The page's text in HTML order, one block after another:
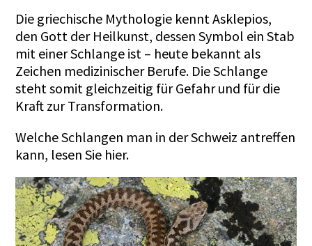
Die griechische Mythologie kennt Asklepios,
den Gott der Heilkunst, dessen Symbol ein Stab
mit einer Schlange ist – heute bekannt als
Zeichen medizinischer Berufe. Die Schlange
steht somit gleichzeitig für Gefahr und für die
Kraft zur Transformation.
Welche Schlangen man in der Schweiz antreffen
kann, lesen Sie hier.